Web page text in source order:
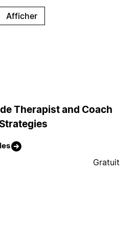
Afficher
Therapist and Coach
Gratuit